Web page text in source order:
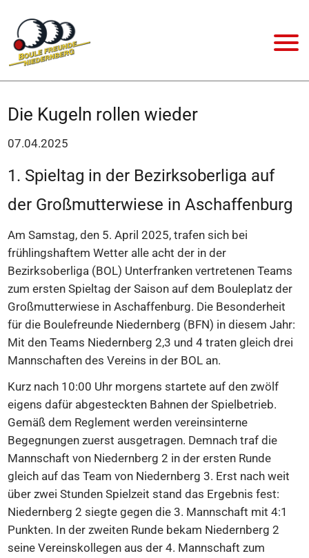
Die Kugeln rollen wieder
07.04.2025
1. Spieltag in der Bezirksoberliga auf
der Großmutterwiese in Aschaffenburg
Am Samstag, den 5. April 2025, trafen sich bei
frühlingshaftem Wetter alle acht der in der
Bezirksoberliga (BOL) Unterfranken vertretenen Teams
zum ersten Spieltag der Saison auf dem Bouleplatz der
Großmutterwiese in Aschaffenburg. Die Besonderheit
für die Boulefreunde Niedernberg (BFN) in diesem Jahr:
Mit den Teams Niedernberg 2,3 und 4 traten gleich drei
Mannschaften des Vereins in der BOL an.
Kurz nach 10:00 Uhr morgens startete auf den zwölf
eigens dafür abgesteckten Bahnen der Spielbetrieb.
Gemäß dem Reglement werden vereinsinterne
Begegnungen zuerst ausgetragen. Demnach traf die
Mannschaft von Niedernberg 2 in der ersten Runde
gleich auf das Team von Niedernberg 3. Erst nach weit
über zwei Stunden Spielzeit stand das Ergebnis fest:
Niedernberg 2 siegte gegen die 3. Mannschaft mit 4:1
Punkten. In der zweiten Runde bekam Niedernberg 2
seine Vereinskollegen aus der 4. Mannschaft zum